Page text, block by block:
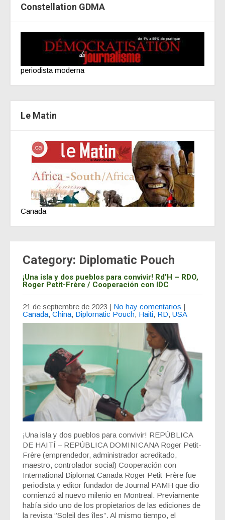
Constellation GDMA
periodista moderna
Le Matin
Canada
Category: Diplomatic Pouch
¡Una isla y dos pueblos para convivir! Rd’H – RDO,
Roger Petit-Frère / Cooperación con IDC
21 de septiembre de 2023 | No hay comentarios |
Canada, China, Diplomatic Pouch, Haiti, RD, USA
¡Una isla y dos pueblos para convivir! REPÚBLICA
DE HAITÍ – REPÚBLICA DOMINICANA Roger Petit-
Frère (emprendedor, administrador acreditado,
maestro, controlador social) Cooperación con
International Diplomat Canada Roger Petit-Frère fue
periodista y editor fundador de Journal PAMH que dio
comienzó al nuevo milenio en Montreal. Previamente
había sido uno de los propietarios de las ediciones de
la revista ‘’Soleil des îles’’. Al mismo tiempo, el